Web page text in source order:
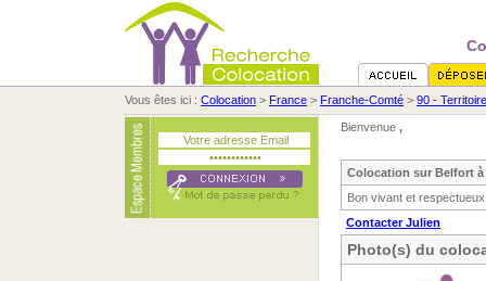
Vous êtes ici : Colocation > France > Franche-Comté > 90 -
Bienvenue ,
Colocation sur Belfort
Bon vivant et respectueux
Contacter Julien
Photo(s) du